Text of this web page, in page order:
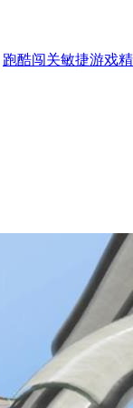
跑酷闯关敏捷游戏